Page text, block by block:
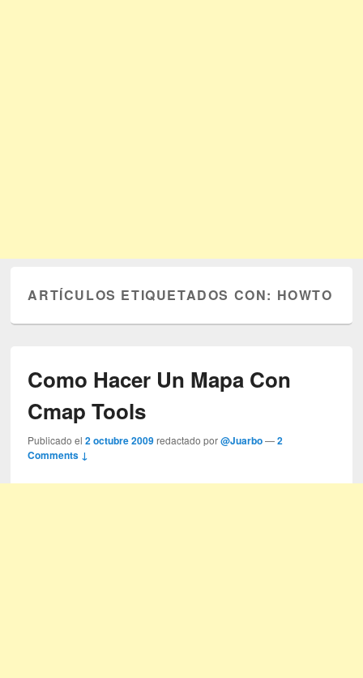
ARTÍCULOS ETIQUETADOS CON: HOWTO
Como Hacer Un Mapa Con
Cmap Tools
Publicado el2 octubre 2009 redactado por@Juarbo —2
Comments ↓